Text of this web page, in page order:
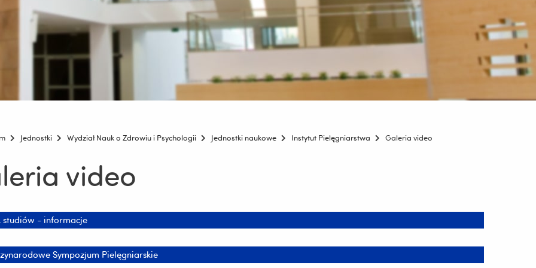
Jednostki Wydział Nauk o Zdrowiu i Psychologii Jednostki naukowe Instytut Pielęgniarstwa Galeria video
video
studiów - informacje
Sympozjum Pielęgniarskie